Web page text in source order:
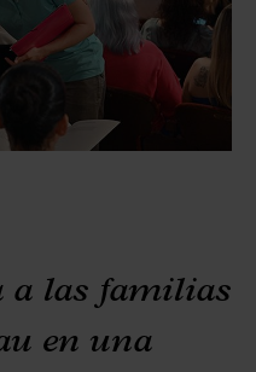
a las familias
en una